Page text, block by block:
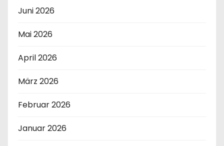
Juni 2026
Mai 2026
April 2026
März 2026
Februar 2026
Januar 2026